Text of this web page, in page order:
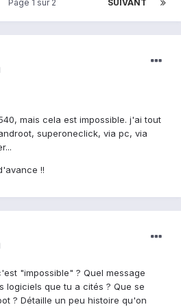
SUIVANT
Page 1 sur 2
mais cela est impossible. j'ai tout
superoneclick, via pc, via
!!
"impossible" ? Quel message
logiciels que tu a cités ? Que se
? Détaille un peu histoire qu'on